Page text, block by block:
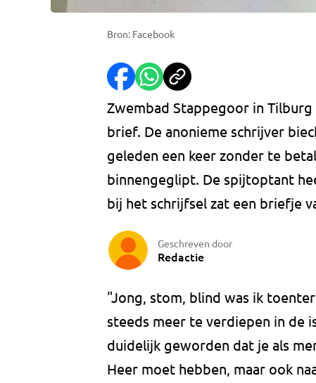
Bron: Facebook
Zwembad Stappegoor in
brief. De anonieme schrijver
geleden een keer zonder te
binnengeglipt. De spijtoptant
bij het schrijfsel zat een briefje
Geschreven door
Redactie
"Jong, stom, blind was ik
steeds meer te verdiepen in de
duidelijk geworden dat je als
Heer moet hebben, maar ook